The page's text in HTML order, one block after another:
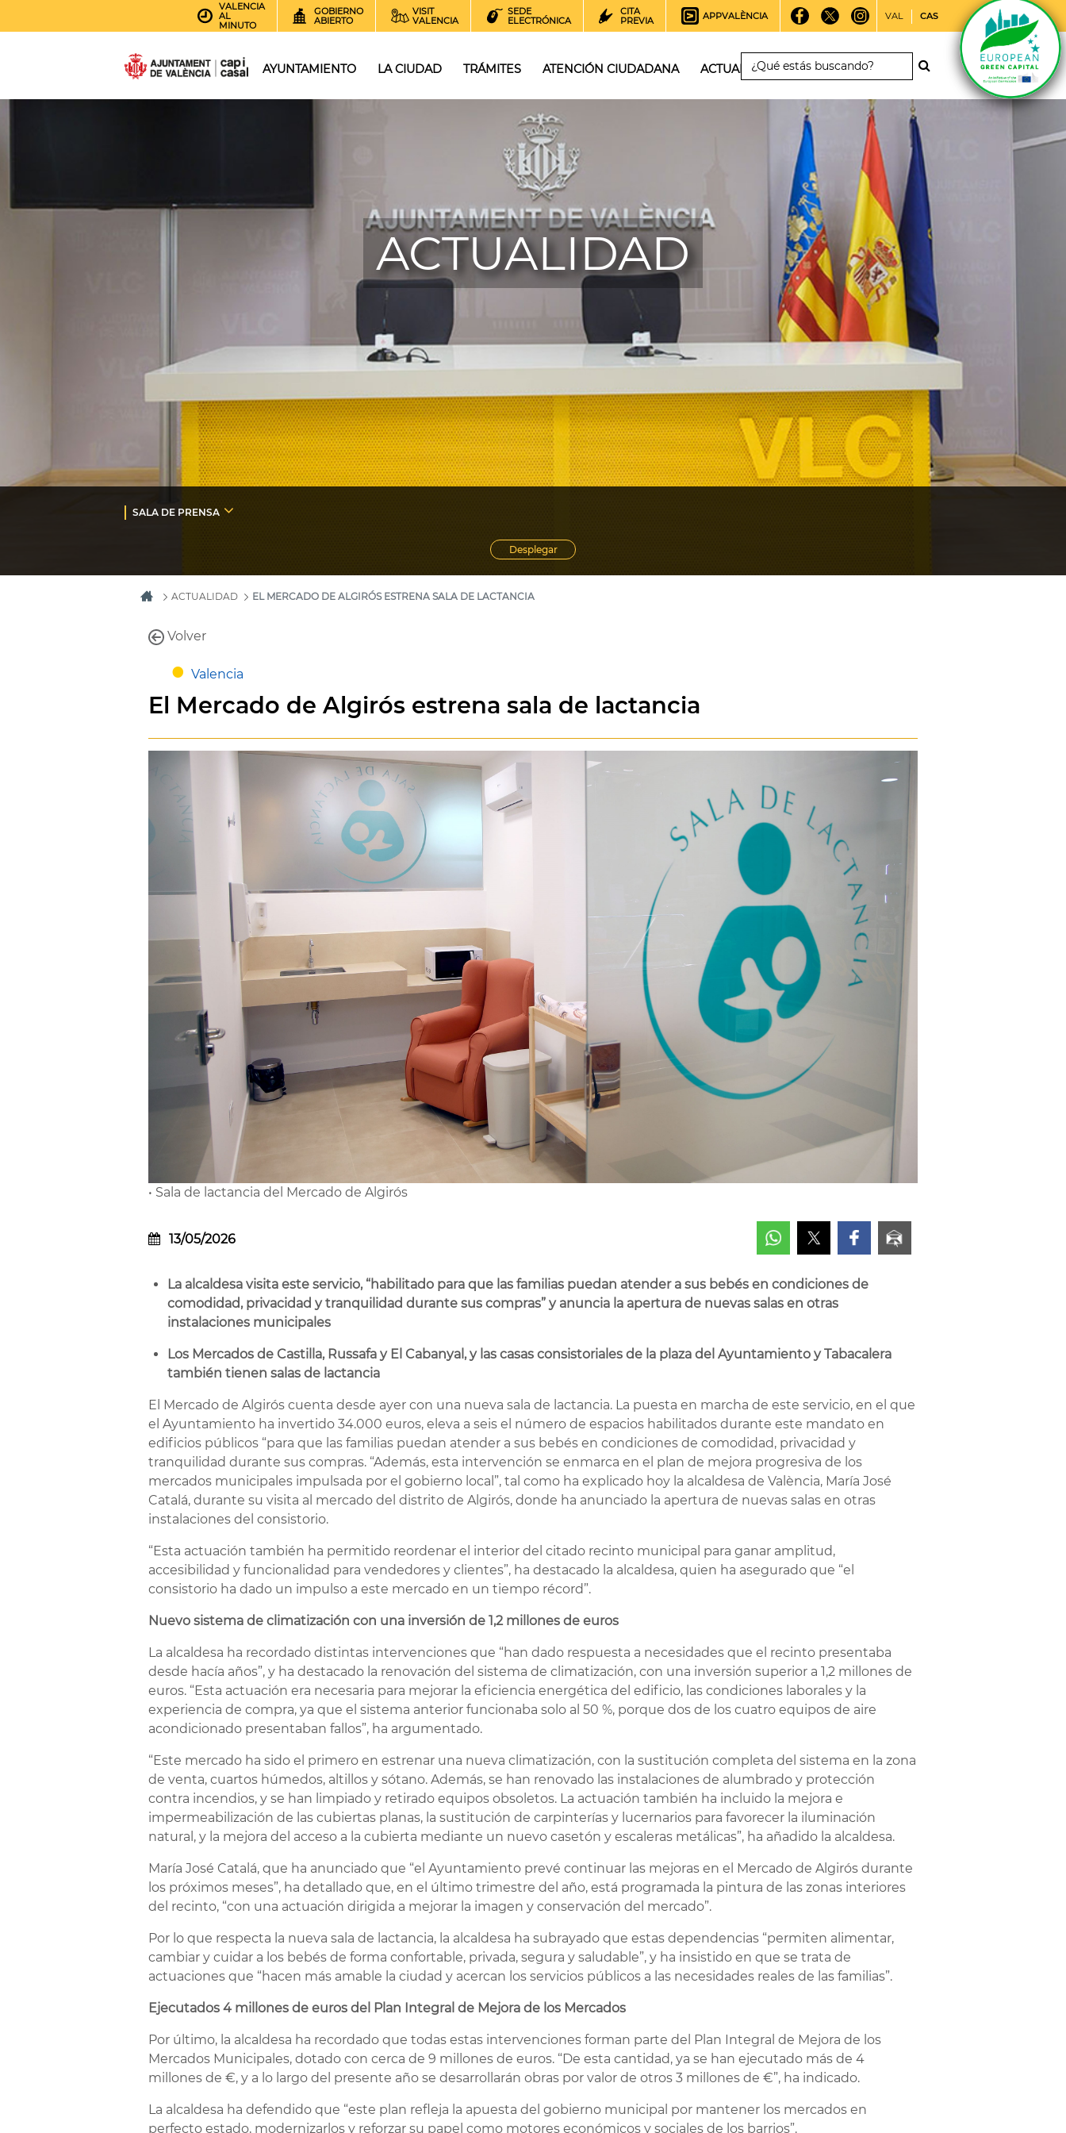
VALENCIA
AL
MINUTO
GOBIERNO
ABIERTO
VISIT
VALENCIA
SEDE
ELECTRÓNICA
CITA
PREVIA
APPVALÈNCIA VAL CAS
AYUNTAMIENTO LA CIUDAD TRÁMITES ATENCIÓN CIUDADANA ACTUALIDAD
ACTUALIDAD
SALA DE PRENSA
Desplegar
ACTUALIDAD EL MERCADO DE ALGIRÓS ESTRENA SALA DE LACTANCIA
Volver
Valencia
El Mercado de Algirós estrena sala de lactancia
• Sala de lactancia del Mercado de Algirós
13/05/2026
La alcaldesa visita este servicio, “habilitado para que las familias puedan atender a sus bebés en condiciones de
comodidad, privacidad y tranquilidad durante sus compras” y anuncia la apertura de nuevas salas en otras
instalaciones municipales
Los Mercados de Castilla, Russafa y El Cabanyal, y las casas consistoriales de la plaza del Ayuntamiento y Tabacalera
también tienen salas de lactancia
El Mercado de Algirós cuenta desde ayer con una nueva sala de lactancia. La puesta en marcha de este servicio, en el que
el Ayuntamiento ha invertido 34.000 euros, eleva a seis el número de espacios habilitados durante este mandato en
edificios públicos “para que las familias puedan atender a sus bebés en condiciones de comodidad, privacidad y
tranquilidad durante sus compras. “Además, esta intervención se enmarca en el plan de mejora progresiva de los
mercados municipales impulsada por el gobierno local”, tal como ha explicado hoy la alcaldesa de València, María José
Catalá, durante su visita al mercado del distrito de Algirós, donde ha anunciado la apertura de nuevas salas en otras
instalaciones del consistorio.
“Esta actuación también ha permitido reordenar el interior del citado recinto municipal para ganar amplitud,
accesibilidad y funcionalidad para vendedores y clientes”, ha destacado la alcaldesa, quien ha asegurado que “el
consistorio ha dado un impulso a este mercado en un tiempo récord”.
Nuevo sistema de climatización con una inversión de 1,2 millones de euros
La alcaldesa ha recordado distintas intervenciones que “han dado respuesta a necesidades que el recinto presentaba
desde hacía años”, y ha destacado la renovación del sistema de climatización, con una inversión superior a 1,2 millones de
euros. “Esta actuación era necesaria para mejorar la eficiencia energética del edificio, las condiciones laborales y la
experiencia de compra, ya que el sistema anterior funcionaba solo al 50 %, porque dos de los cuatro equipos de aire
acondicionado presentaban fallos”, ha argumentado.
“Este mercado ha sido el primero en estrenar una nueva climatización, con la sustitución completa del sistema en la zona
de venta, cuartos húmedos, altillos y sótano. Además, se han renovado las instalaciones de alumbrado y protección
contra incendios, y se han limpiado y retirado equipos obsoletos. La actuación también ha incluido la mejora e
impermeabilización de las cubiertas planas, la sustitución de carpinterías y lucernarios para favorecer la iluminación
natural, y la mejora del acceso a la cubierta mediante un nuevo casetón y escaleras metálicas”, ha añadido la alcaldesa.
María José Catalá, que ha anunciado que “el Ayuntamiento prevé continuar las mejoras en el Mercado de Algirós durante
los próximos meses”, ha detallado que, en el último trimestre del año, está programada la pintura de las zonas interiores
del recinto, “con una actuación dirigida a mejorar la imagen y conservación del mercado”.
Por lo que respecta la nueva sala de lactancia, la alcaldesa ha subrayado que estas dependencias “permiten alimentar,
cambiar y cuidar a los bebés de forma confortable, privada, segura y saludable”, y ha insistido en que se trata de
actuaciones que “hacen más amable la ciudad y acercan los servicios públicos a las necesidades reales de las familias”.
Ejecutados 4 millones de euros del Plan Integral de Mejora de los Mercados
Por último, la alcaldesa ha recordado que todas estas intervenciones forman parte del Plan Integral de Mejora de los
Mercados Municipales, dotado con cerca de 9 millones de euros. “De esta cantidad, ya se han ejecutado más de 4
millones de €, y a lo largo del presente año se desarrollarán obras por valor de otros 3 millones de €”, ha indicado.
La alcaldesa ha defendido que “este plan refleja la apuesta del gobierno municipal por mantener los mercados en
perfecto estado, modernizarlos y reforzar su papel como motores económicos y sociales de los barrios”.